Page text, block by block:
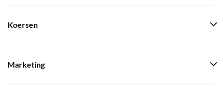
Koersen
Marketing